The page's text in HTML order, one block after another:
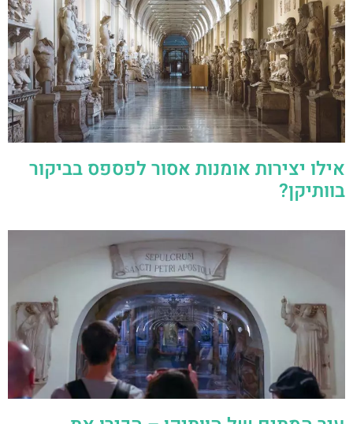
אילו יצירות אומנות אסור לפספס בביקור
בוותיקן?